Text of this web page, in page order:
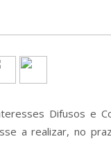
Difusos e
a realizar, no